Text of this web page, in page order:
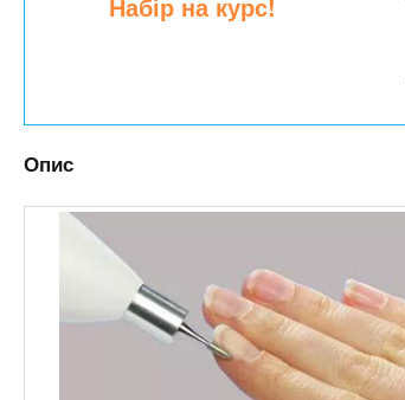
s
.
n
а
к
л
а
Опис